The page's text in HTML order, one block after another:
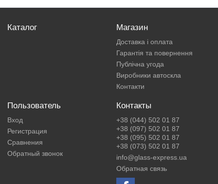
Каталог Магазин
Доставка і оплата
Гарантія та повернення
Публічна угода
Виробники автоскла
Контакти
Пользователь
Вход
Регистрация
Сравнения
Обратный звонок
Контакты
+38 (044) 502 01 87
+38 (097) 502 01 87
+38 (095) 502 01 87
+38 (073) 502 01 87
info@glass-express.ua
Обратная связь